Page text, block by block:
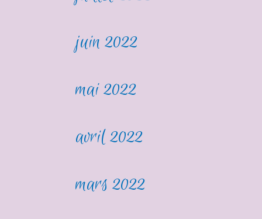
juin 2022
mai 2022
avril 2022
mars 2022